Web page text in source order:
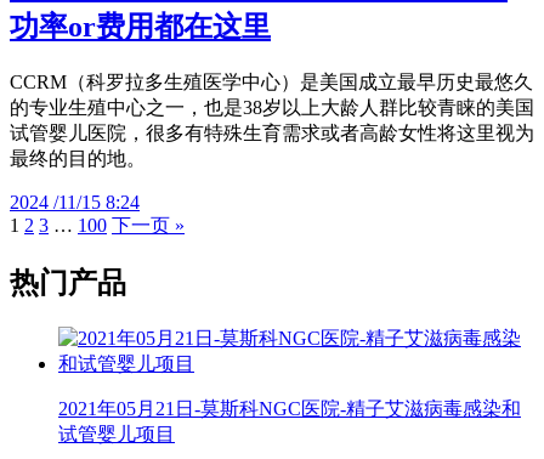
功率or费用都在这里
CCRM（科罗拉多生殖医学中心）是美国成立最早历史最悠久
的专业生殖中心之一，也是38岁以上大龄人群比较青睐的美国
试管婴儿医院，很多有特殊生育需求或者高龄女性将这里视为
最终的目的地。
2024 /11/15 8:24
1 2 3 … 100 下一页 »
热门产品
2021年05月21日-莫斯科NGC医院-精子艾滋病毒感染和
试管婴儿项目